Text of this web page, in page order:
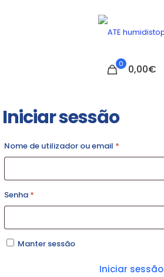
0 0,00€
Iniciar sessão
Nome de utilizador ou email *
Senha *
Manter sessão
Iniciar sessão